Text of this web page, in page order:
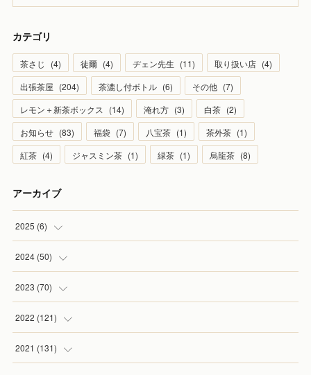
カテゴリ
茶さじ (4) 徒爾 (4) ヂェン先生 (11) 取り扱い店 (4)
出張茶屋 (204) 茶漉し付ボトル (6) その他 (7)
レモン＋新茶ボックス
(14) 淹れ方 (3) 白茶 (2)
お知らせ (83) 福袋 (7) 八宝茶 (1) 茶外茶 (1)
紅茶 (4) ジャスミン茶 (1) 緑茶 (1) 烏龍茶 (8)
アーカイブ
2025 (6)
(1
(2
(1)
(1)
2024 (50)
(5
(4)
(5)
2023 (70)
(4)
(2)
2022 (121)
(7)
2021 (131)